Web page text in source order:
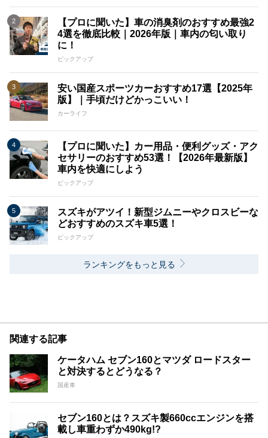
【プロに聞いた】車の消臭剤のおすすめ最強2
4選を徹底比較｜2026年版｜車内の匂い取り
に！
ピックアップ
安い国産スポーツカーおすすめ17選【2025年
版】｜手頃だけどかっこいい！
カーライフ
【プロに聞いた】カー用品・便利グッズ・アク
セサリーのおすすめ53選！【2026年最新版】
車内を快適にしよう
ピックアップ
スズキがアツイ！新型ジムニーやクロスビーな
どおすすめのスズキ車5選！
ピックアップ
ランキングをもっと見る
関連する記事
ケータハム セブン160とマツダ ロードスター
と対決するとどうなる？
国産車
セブン160とは？スズキ製660ccエンジンを搭
載し車重わずか490kg!?